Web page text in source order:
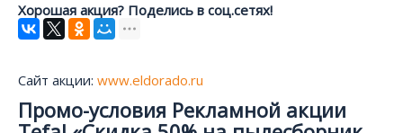
Хорошая акция? Поделись в соц.сетях!
Сайт акции: www.eldorado.ru
Промо-условия Рекламной акции